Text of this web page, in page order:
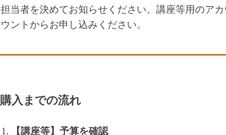
担当者を決めてお知らせください。講座等用のア
ウントからお申し込みください。
購入までの流れ
【講座等】予算を確認